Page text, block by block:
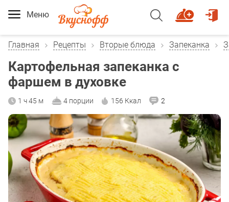
Меню
Главная Рецепты Вторые блюда Запеканка
Картофельная запеканка с
фаршем в духовке
1 ч 45 м 4 порции 156 Ккал 2